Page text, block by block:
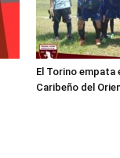
El Torino empata
Caribeño del